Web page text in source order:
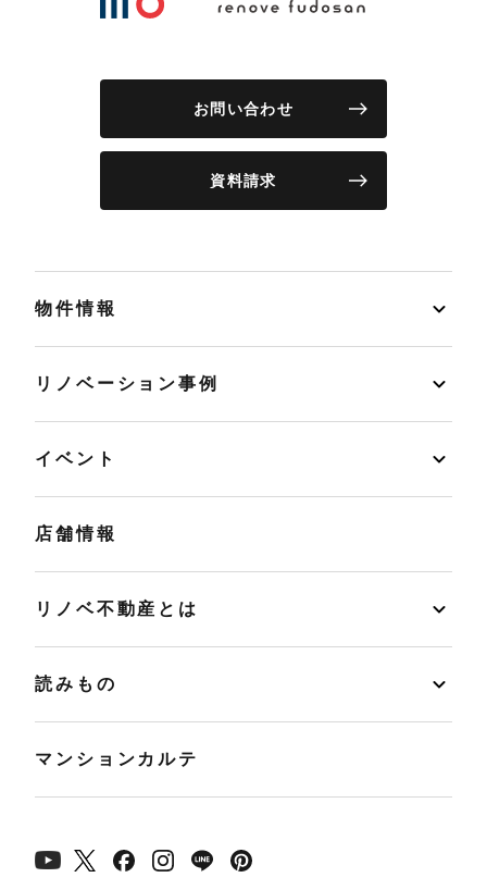
お問い合わせ
資料請求
物件情報
リノベーション事例
イベント
店舗情報
リノベ不動産とは
読みもの
マンションカルテ